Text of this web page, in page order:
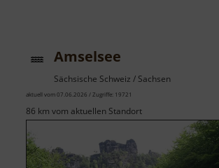
Amselsee
Sächsische Schweiz / Sachsen
aktuell vom 07.06.2026 / Zugriffe: 19721
86 km vom aktuellen Standort